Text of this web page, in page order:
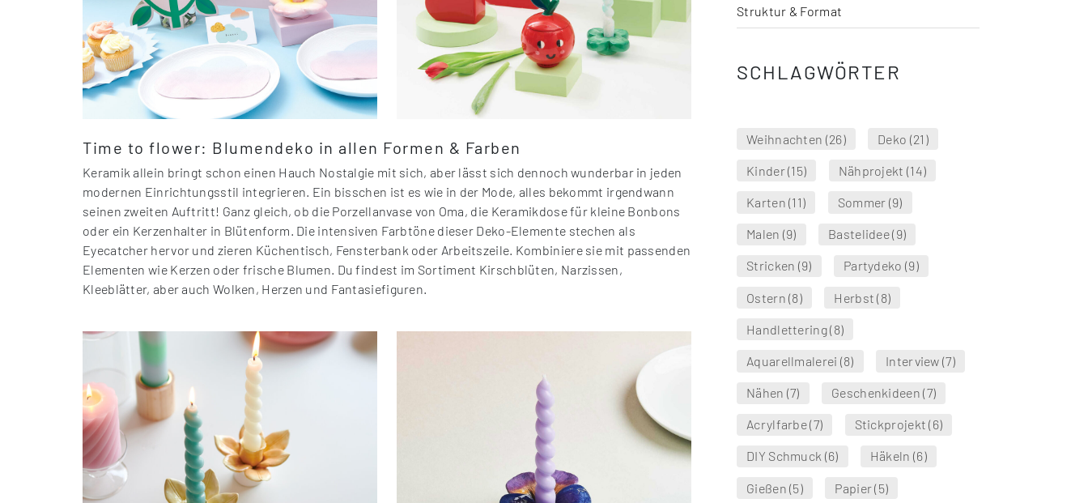
Time to flower: Blumendeko in allen Formen & Farben
Keramik allein bringt schon einen Hauch Nostalgie mit sich, aber lässt sich dennoch wunderbar in jeden
modernen Einrichtungsstil integrieren. Ein bisschen ist es wie in der Mode, alles bekommt irgendwann
seinen zweiten Auftritt! Ganz gleich, ob die Porzellanvase von Oma, die Keramikdose für kleine Bonbons
oder ein Kerzenhalter in Blütenform. Die intensiven Farbtöne dieser Deko-Elemente stechen als
Eyecatcher hervor und zieren Küchentisch, Fensterbank oder Arbeitszeile. Kombiniere sie mit passenden
Elementen wie Kerzen oder frische Blumen. Du findest im Sortiment Kirschblüten, Narzissen,
Kleeblätter, aber auch Wolken, Herzen und Fantasiefiguren.
Struktur & Format
SCHLAGWÖRTER
Weihnachten (26) Deko (21)
Kinder(15) Nähprojekt (14)
Karten (11) Sommer (9)
Malen (9) Bastelidee(9)
Stricken (9) Partydeko (9)
Ostern (8) Herbst (8)
Handlettering(8)
Aquarellmalerei (8) Interview (7)
Nähen (7) Geschenkideen (7)
Acrylfarbe(7) Stickprojekt (6)
DIY Schmuck (6) Häkeln (6)
Gießen (5) Papier(5)